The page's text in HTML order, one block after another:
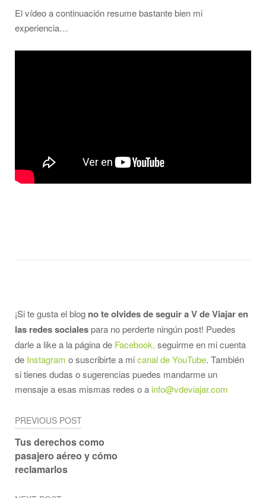
El vídeo a continuación resume bastante bien mi
experiencia…
¡Si te gusta el blog no te olvides de seguir a V de Viajar en
las redes socialespara no perderte ningún post! Puedes
darle a like a la página de Facebook, seguirme en mi cuenta
de Instagram o suscribirte a micanal de YouTube. También
si tienes dudas o sugerencias puedes mandarme un
mensaje a esas mismas redes o a info@vdeviajar.com
Navegación
de
entradas
PREVIOUS POST
Tus derechos como
pasajero aéreo y cómo
reclamarlos